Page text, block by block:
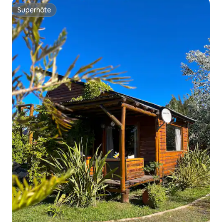
Superhôte
Superhôte